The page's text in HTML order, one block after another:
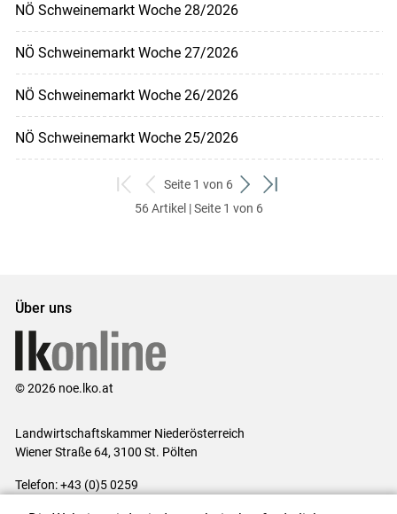
NÖ Schweinemarkt Woche 28/2026
NÖ Schweinemarkt Woche 27/2026
NÖ Schweinemarkt Woche 26/2026
NÖ Schweinemarkt Woche 25/2026
zum
ersten
zurück
zum
Seite 1 von 6
weiter
zum
zum
56 Artikel | Seite 1 von 6
Über uns
© 2026 noe.lko.at
Landwirtschaftskammer Niederösterreich
Wiener Straße 64, 3100 St. Pölten
Telefon: +43 (0)5 0259